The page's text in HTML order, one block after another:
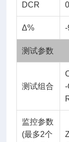
DCR
Δ%
测试参数
测试组合
监控参数
(最多2个